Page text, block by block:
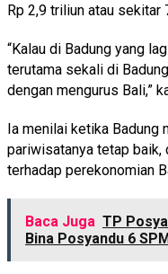
Rp 2,9 triliun atau sekitar
“Kalau di Badung yang
terutama sekali di
dengan mengurus Bali,”
Ia menilai ketika Badung
pariwisatanya tetap baik,
terhadap perekonomian
Baca Juga TP
Bina Posyandu 6